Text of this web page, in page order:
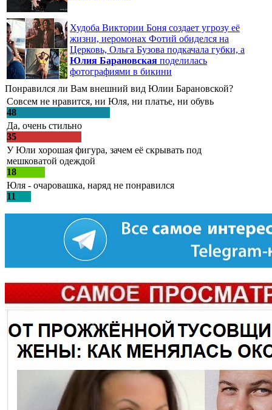
Худоба Виктории Боня создает угрозу её
жизни, иеромонах Фотий обиделся на
Церковь, Ольга Бузова подкачала губки, а
Юлия Барановская поделилась
фотографиями в бикини
Понравился ли Вам внешний вид Юлии Барановской?
Совсем не нравится, ни Юля, ни платье, ни обувь
48
Да, очень стильно
35
У Юли хорошая фигура, зачем её скрывать под
мешковатой одеждой
18
Юля - очаровашка, наряд не понравился
11